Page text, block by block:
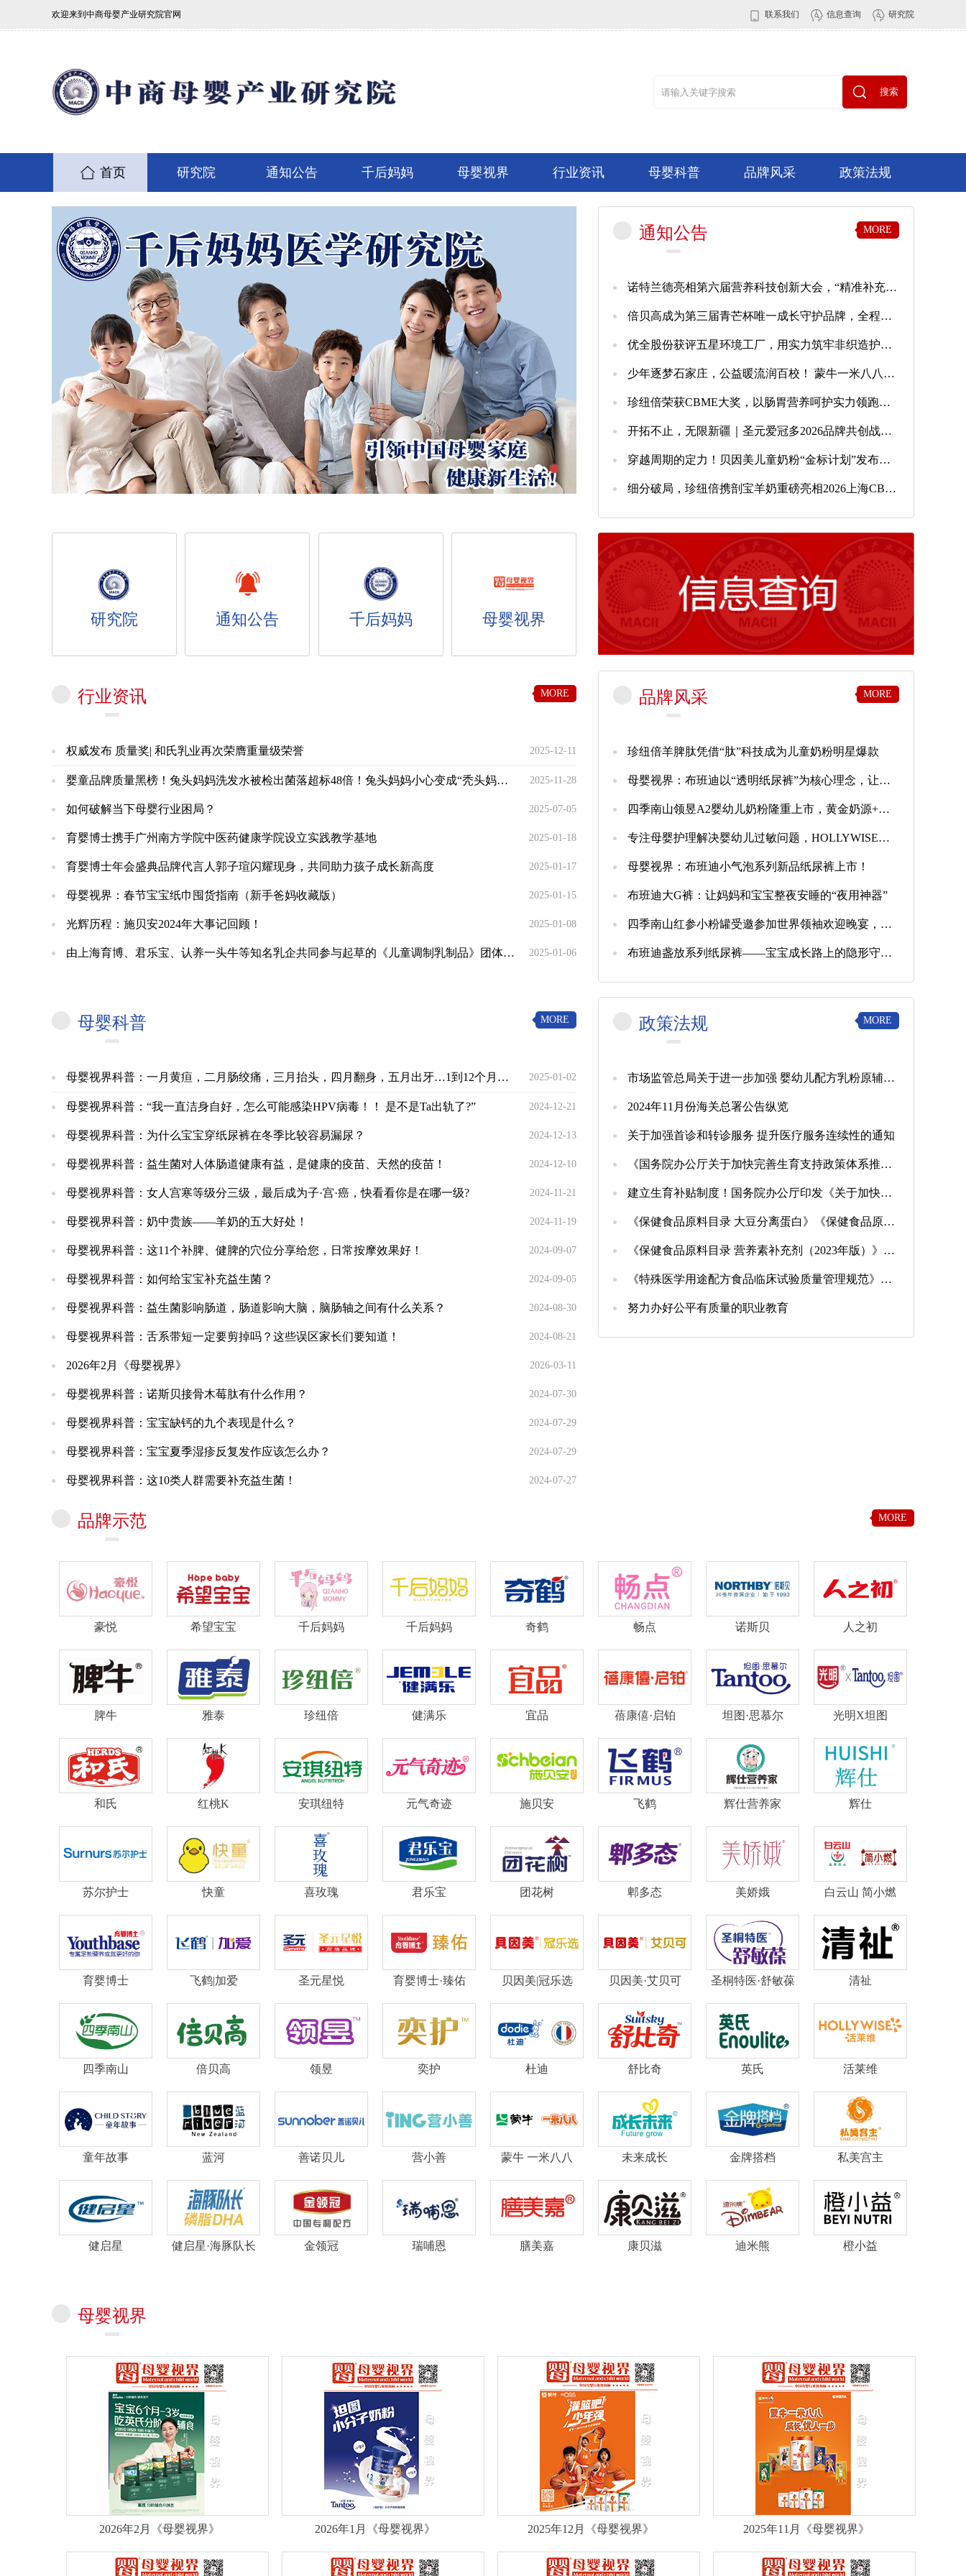
欢迎来到中商母婴产业研究院官网 联系我们 信息查询 研究院
搜索
首页 研究院 通知公告 千后妈妈 母婴视界 行业资讯 母婴科普 品牌风采 政策法规
通知公告 MORE
诺特兰德亮相第六届营养科技创新大会，“精准补充”成儿童营养新共识
倍贝高成为第三届青芒杯唯一成长守护品牌，全程助力青少年自信表达
优全股份获评五星环境工厂，用实力筑牢非织造护理安全基底
少年逐梦石家庄，公益暖流润百校！ 蒙牛一米八八青少年篮球赛石家庄站圆满落幕， 热血点燃少年力
珍纽倍荣获CBME大奖，以肠胃营养呵护实力领跑剖宝羊奶粉赛道！
开拓不止，无限新疆｜圣元爱冠多2026品牌共创战略发布会圆满落幕！
穿越周期的定力！贝因美儿童奶粉“金标计划”发布会三箭齐发，助力母婴渠道破局经营
细分破局，珍纽倍携剖宝羊奶重磅亮相2026上海CBME
研究院 通知公告 千后妈妈 母婴视界
行业资讯 MORE
2025-12-11
权威发布 质量奖| 和氏乳业再次荣膺重量级荣誉
2025-11-28
婴童品牌质量黑榜！兔头妈妈洗发水被检出菌落超标48倍！兔头妈妈小心变成“秃头妈妈”！
2025-07-05
如何破解当下母婴行业困局？
2025-01-18
育婴博士携手广州南方学院中医药健康学院设立实践教学基地
2025-01-17
育婴博士年会盛典品牌代言人郭子瑄闪耀现身，共同助力孩子成长新高度
2025-01-15
母婴视界：春节宝宝纸巾囤货指南（新手爸妈收藏版）
2025-01-08
光辉历程：施贝安2024年大事记回顾！
2025-01-06
由上海育博、君乐宝、认养一头牛等知名乳企共同参与起草的《儿童调制乳制品》团体标准正式发布！
品牌风采 MORE
珍纽倍羊脾肽凭借“肽”科技成为儿童奶粉明星爆款
母婴视界：布班迪以“透明纸尿裤”为核心理念，让宝妈育儿安心无忧！
四季南山领昱A2婴幼儿奶粉隆重上市，黄金奶源+科学配方，成就宝宝卓越成长力！
专注母婴护理解决婴幼儿过敏问题，HOLLYWISE活莱维值得信赖！
母婴视界：布班迪小气泡系列新品纸尿裤上市！
布班迪大G裤：让妈妈和宝宝整夜安睡的“夜用神器”
四季南山红参小粉罐受邀参加世界领袖欢迎晚宴，获国际赞誉！
布班迪盏放系列纸尿裤——宝宝成长路上的隐形守护者
母婴科普 MORE
2025-01-02
母婴视界科普：一月黄疸，二月肠绞痛，三月抬头，四月翻身，五月出牙…1到12个月龄的宝宝身体发育情况详解！（宝妈收藏版）
2024-12-21
母婴视界科普：“我一直洁身自好，怎么可能感染HPV病毒！！ 是不是Ta出轨了?”
2024-12-13
母婴视界科普：为什么宝宝穿纸尿裤在冬季比较容易漏尿？
2024-12-10
母婴视界科普：益生菌对人体肠道健康有益，是健康的疫苗、天然的疫苗！
2024-11-21
母婴视界科普：女人宫寒等级分三级，最后成为子·宫·癌，快看看你是在哪一级?
2024-11-19
母婴视界科普：奶中贵族——羊奶的五大好处！
2024-09-07
母婴视界科普：这11个补脾、健脾的穴位分享给您，日常按摩效果好！
2024-09-05
母婴视界科普：如何给宝宝补充益生菌？
2024-08-30
母婴视界科普：益生菌影响肠道，肠道影响大脑，脑肠轴之间有什么关系？
2024-08-21
母婴视界科普：舌系带短一定要剪掉吗？这些误区家长们要知道！
2026-03-11
2026年2月《母婴视界》
2024-07-30
母婴视界科普：诺斯贝接骨木莓肽有什么作用？
2024-07-29
母婴视界科普：宝宝缺钙的九个表现是什么？
2024-07-29
母婴视界科普：宝宝夏季湿疹反复发作应该怎么办？
2024-07-27
母婴视界科普：这10类人群需要补充益生菌！
政策法规 MORE
市场监管总局关于进一步加强 婴幼儿配方乳粉原辅料管理有关事宜的公告
2024年11月份海关总署公告纵览
关于加强首诊和转诊服务 提升医疗服务连续性的通知
《国务院办公厅关于加快完善生育支持政策体系推动建设生育友好型社会的若干措施》问答
建立生育补贴制度！国务院办公厅印发《关于加快完善生育支持政策体系推动建设生育友好型社会的若干措施》
《保健食品原料目录 大豆分离蛋白》《保健食品原料目录 乳清蛋白》解读文件
《保健食品原料目录 营养素补充剂（2023年版）》解读文件
《特殊医学用途配方食品临床试验质量管理规范》解读
努力办好公平有质量的职业教育
品牌示范 MORE
豪悦 希望宝宝 千后妈妈 千后妈妈 奇鹤 畅点 诺斯贝 人之初
脾牛 雅泰 珍纽倍 健满乐 宜品 蓓康僖·启铂 坦图·思慕尔 光明X坦图
和氏 红桃K 安琪纽特 元气奇迹 施贝安 飞鹤 辉仕营养家 辉仕
苏尔护士 快童 喜玫瑰 君乐宝 团花树 郫多态 美娇娥 白云山 简小燃
育婴博士 飞鹤|加爱 圣元星悦 育婴博士·臻佑 贝因美|冠乐选 贝因美·艾贝可 圣桐特医·舒敏葆 清祉
四季南山 倍贝高 领昱 奕护 杜迪 舒比奇 英氏 活莱维
童年故事 蓝河 善诺贝儿 营小善 蒙牛 一米八八 未来成长 金牌搭档 私美宫主
健启星 健启星·海豚队长 金领冠 瑞哺恩 膳美嘉 康贝滋 迪米熊 橙小益
母婴视界
2026年2月《母婴视界》 2026年1月《母婴视界》 2025年12月《母婴视界》 2025年11月《母婴视界》